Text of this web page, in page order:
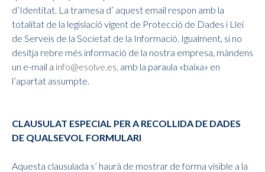
d’Identitat. La tramesa d’ aquest email respon amb la
totalitat de la legislació vigent de Protecció de Dades i Llei
de Serveis de la Societat de la Informació. Igualment, si no
desitja rebre més informació de la nostra empresa, màndens
un e-mail a info@esolve.es, amb la paraula «baixa» en
l’apartat assumpte.
CLAUSULAT ESPECIAL PER A RECOLLIDA DE DADES
DE QUALSEVOL FORMULARI
Aquesta clausulada s’ haurà de mostrar de forma visible a la